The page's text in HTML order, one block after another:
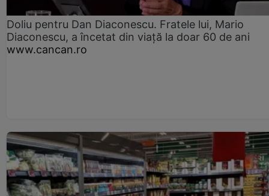
Doliu pentru Dan Diaconescu. Fratele lui, Mario
Diaconescu, a încetat din viață la doar 60 de ani
www.cancan.ro